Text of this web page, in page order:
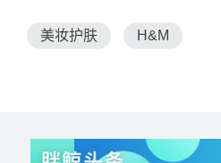
美妆护肤 H&M